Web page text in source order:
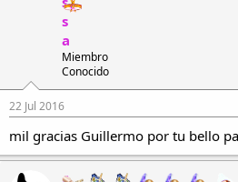
Esta composición, incluída en La
Marcos Andrés Minguell
una estrofa de 10 versos compuesta
aconsonantan entre sí, pero
pareado heptasílabo que rima también
11A-7c-7c-11A-7d-7d-11A.
Información tomada de:
http://
poetico.blogspot.mx/2015/08/la-
s
a
Miembro
Conocido
22 Jul 2016
mil gracias Guillermo por tu bello